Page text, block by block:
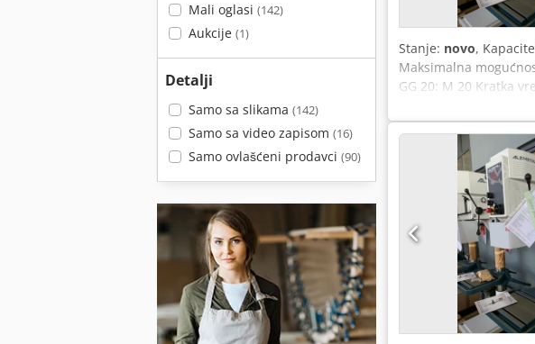
Mali oglasi (142)
Aukcije (1)
Detalji
Samo sa slikama (142)
Samo sa video zapisom (16)
Samo ovlašćeni prodavci (90)
Stanje: novo,
Maksimalna
GG 20: M 20 Kratka
Stol mašine -
Udaljenost vreteno-
vretena -
Standardna oprema:
obrtanja - Zaštitni
- Stepen zaštite IP
Boja: DD-strukturni
mašinska lampa sa